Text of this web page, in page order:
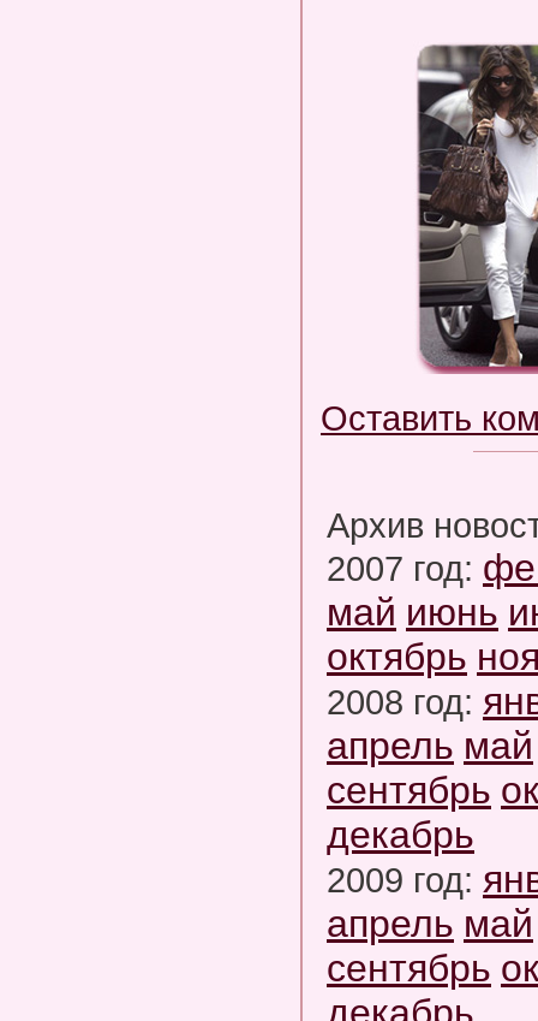
Оставить
Архив
2007 год:
май июнь
октябрь
2008 год:
апрель май
сентябрь
декабрь
2009 год:
апрель май
сентябрь